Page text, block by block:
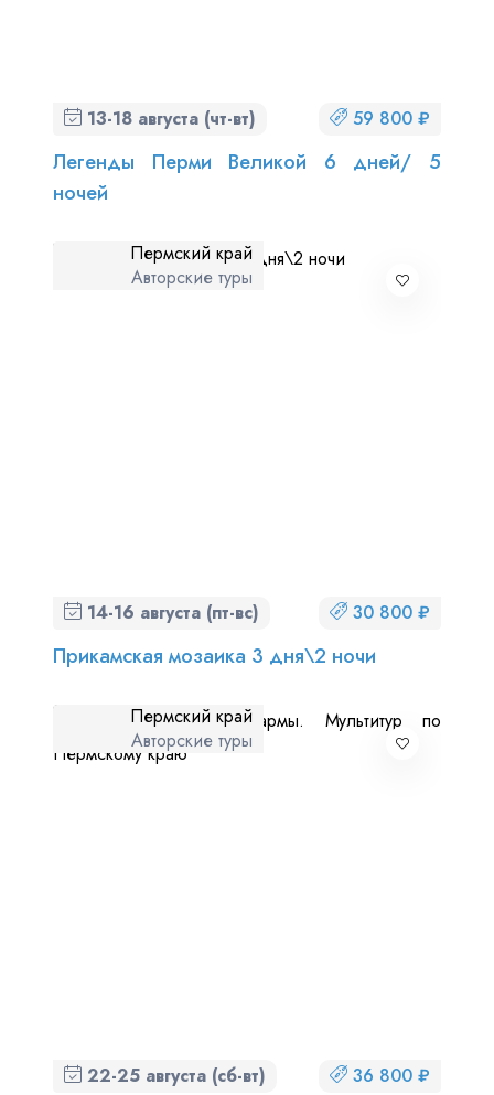
13-18 августа (чт-вт) 59 800 ₽
Легенды Перми Великой 6 дней/ 5
ночей
Пермский край
Авторские туры
14-16 августа (пт-вс) 30 800 ₽
Прикамская мозаика 3 дня\2 ночи
Пермский край
Авторские туры
22-25 августа (сб-вт) 36 800 ₽